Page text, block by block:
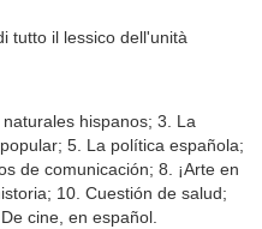
tutto il lessico dell'unità
hispanos; 3. La
5. La política española;
de comunicación; 8. ¡Arte en
10. Cuestión de salud;
cine, en español.